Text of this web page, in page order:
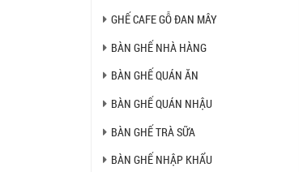
GHẾ CAFE GỖ ĐAN MÂY
BÀN GHẾ NHÀ HÀNG
BÀN GHẾ QUÁN ĂN
BÀN GHẾ QUÁN NHẬU
BÀN GHẾ TRÀ SỮA
BÀN GHẾ NHẬP KHẨU
Ghế Ăn nhập khẩu ELLA - Mã
Liên hệ
BÀN BAR BEER CLUB BCF
SX GIÁ RẺ - MÃ SỐ: BCF SX
750.000 VNĐ